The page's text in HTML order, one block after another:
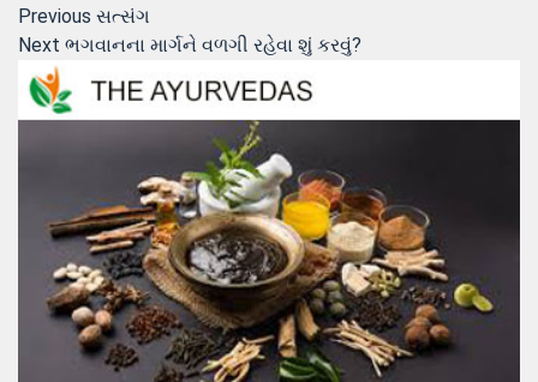
Post
navigation
Previous Previous
post:
સત્સંગ
Next Next
ભગવાનના માર્ગને વળગી રહેવા શું કરવું?